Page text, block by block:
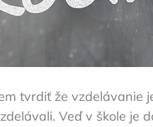
tvrdiť že vzdelávanie
Veď v škole je